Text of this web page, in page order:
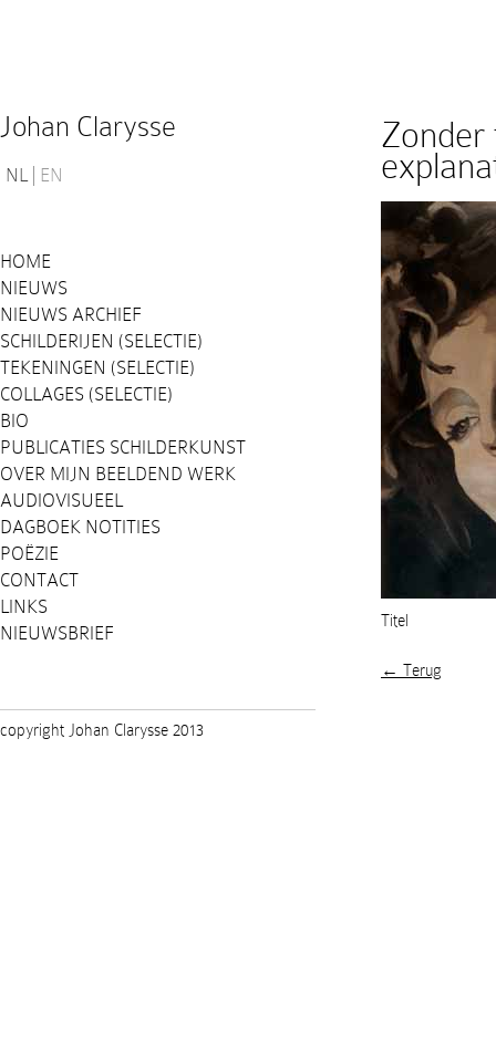
Johan Clarysse
NL EN
HOME
NIEUWS
NIEUWS ARCHIEF
SCHILDERIJEN (SELECTIE)
TEKENINGEN (SELECTIE)
COLLAGES (SELECTIE)
BIO
PUBLICATIES SCHILDERKUNST
OVER MIJN BEELDEND WERK
AUDIOVISUEEL
DAGBOEK NOTITIES
POËZIE
CONTACT
LINKS
NIEUWSBRIEF
Zonder
Titel
← Terug
copyright Johan Clarysse 2013